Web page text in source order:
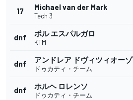
17 Michael van der Mark
Tech 3
dnf ポル エスパルガロ
KTM
dnf アンドレア ドヴィツィオーゾ
ドゥカティ・チーム
dnf ホルヘ ロレンソ
ドゥカティ・チーム